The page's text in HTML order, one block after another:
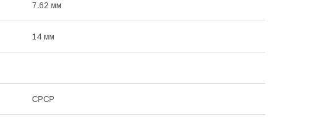
7.62 мм
14 мм
СРСР